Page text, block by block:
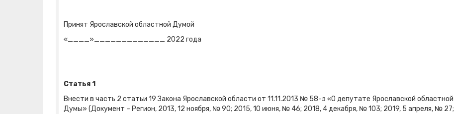
Принят Ярославской областной Думой
«____»_____________ 2022 года
Статья 1
Внести в часть 2 статьи 19 Закона Ярославской области от 11.11.2013 № 58-з «О депутате Ярославской областной
Думы» (Документ – Регион, 2013, 12 ноября, № 90; 2015, 10 июня, № 46; 2018, 4 декабря, № 103; 2019, 5 апреля, № 27;